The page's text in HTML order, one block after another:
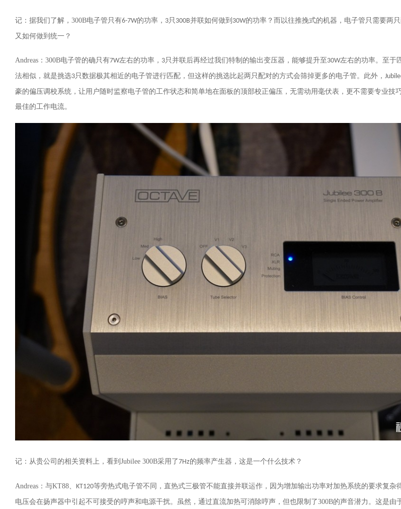
记：据我们了解， 300B电子管只有6-7W的功率， 3只 300B并联如何做到 30W的功率？而以往推挽式的机器，电子管只需要两
又如何做到统一？
Andreas ： 300B电子管的确只有7W左右的功率， 3只并联后再经过我们特制的输出变压器，能够提升至 30W左右的功率。至于
法相似，就是挑选3只数据极其相近的电子管进行匹配，但这样的挑选比起两只配对的方式会筛掉更多的电子管。此外，
豪的偏压调校系统，让用户随时监察电子管的工作状态和简单地在面板的顶部校正偏压，无需动用毫伏表，更不需要专业技
最佳的工作电流。
记：从贵公司的相关资料上，看到 Jubilee 300B采用了7Hz的频率产生器，这是一个什么技术？
Andreas ：与KT88、 KT120等旁热式电子管不同，直热式三极管不能直接并联运作，因为增加输出功率对加热系统的要求复杂
电压会在扬声器中引起不可接受的哼声和电源干扰。虽然， 通过直流加热可消除哼声，但也限制了300B的声音潜力。 这是由